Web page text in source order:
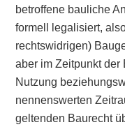
betroffene bauliche
formell legalisiert,
rechtswidrigen)
aber im Zeitpunkt der
Nutzung
nennenswerten
geltenden Baurecht